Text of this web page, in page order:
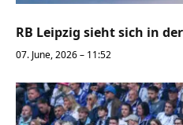
RB Leipzig sieht sich in
07. June, 2026 – 11:52